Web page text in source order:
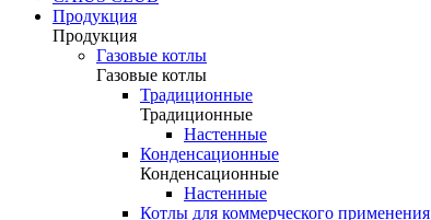
Продукция
Продукция
Газовые котлы
Газовые котлы
Традиционные
Традиционные
Настенные
Конденсационные
Конденсационные
Настенные
Котлы для коммерческого применения